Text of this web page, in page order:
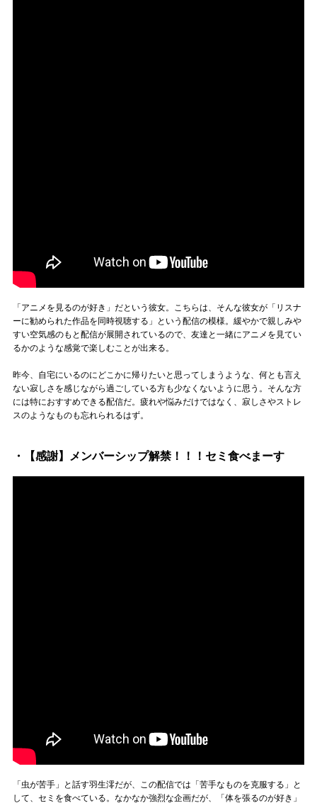
「アニメを見るのが好き」だという彼女。こちらは、そんな彼女が「リスナ
ーに勧められた作品を同時視聴する」という配信の模様。緩やかで親しみや
すい空気感のもと配信が展開されているので、友達と一緒にアニメを見てい
るかのような感覚で楽しむことが出来る。
昨今、自宅にいるのにどこかに帰りたいと思ってしまうような、何とも言え
ない寂しさを感じながら過ごしている方も少なくないように思う。そんな方
には特におすすめできる配信だ。疲れや悩みだけではなく、寂しさやストレ
スのようなものも忘れられるはず。
・【感謝】メンバーシップ解禁！！！セミ食べまーす
「虫が苦手」と話す羽生澪だが、この配信では「苦手なものを克服する」と
して、セミを食べている。なかなか強烈な企画だが、「体を張るのが好き」